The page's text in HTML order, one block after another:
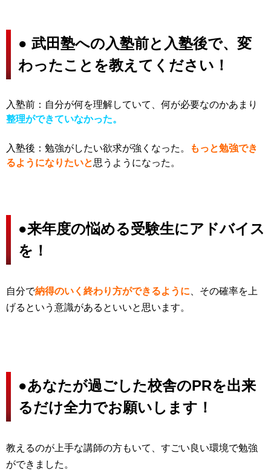
● 武田塾への入塾前と入塾後で、 変
わったことを教えてください！
入塾前：自分が何を理解していて、何が必要なのかあまり
整理ができていなかった。
入塾後：勉強がしたい欲求が強くなった。
もっと勉強でき
るようになりたいと思うようになった。
●来年度の悩める受験生にアドバイス
を！
自分で納得のいく終わり方ができるように 、その確率を上
げるという意識があるといいと思います。
●あなたが過ごした校舎のPRを出来
るだけ全力でお願いします！
教えるのが上手な講師の方もいて、すごい良い環境で勉強
ができました。